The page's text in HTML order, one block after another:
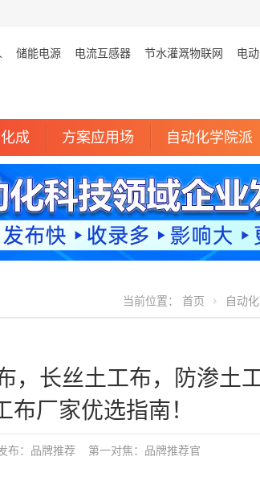
储能电源 电流互感器 节水灌溉物联网 电
成 方案应用场 自动化学院派
当前位置： 首页 自动
，长丝土工布，防渗土
布厂家优选指南！
： 品牌推荐 第一对焦： 品牌推荐官